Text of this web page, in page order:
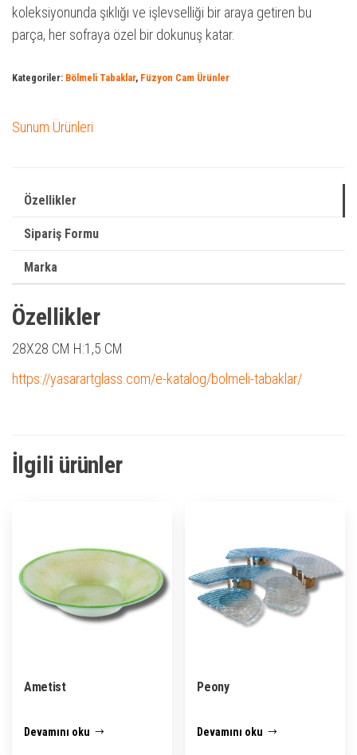
koleksiyonunda şıklığı ve işlevselliği bir araya getiren bu
parça, her sofraya özel bir dokunuş katar.
Kategoriler: Bölmeli Tabaklar, Füzyon Cam Ürünler
Sunum Ürünleri
Özellikler
Sipariş Formu
Marka
Özellikler
28X28 CM H:1,5 CM
https://yasarartglass.com/e-katalog/bolmeli-tabaklar/
İlgili ürünler
Ametist
Devamını oku
Peony
Devamını oku